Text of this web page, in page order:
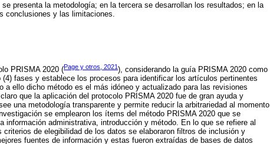
presenta la metodología; en la tercera se desarrollan los resultados; en la
conclusiones y las limitaciones.
PRISMA 2020 (Page y otros, 2021), considerando la guía PRISMA 2020 como
fases y establece los procesos para identificar los artículos pertinentes
ello dicho método es el más idóneo y actualizado para las revisiones
que la aplicación del protocolo PRISMA 2020 fue de gran ayuda y
una metodología transparente y permite reducir la arbitrariedad al momento
se emplearon los ítems del método PRISMA 2020 que se
información administrativa, introducción y método. En lo que se refiere al
de elegibilidad de los datos se elaboraron filtros de inclusión y
fuentes de información y estas fueron extraídas de bases de datos